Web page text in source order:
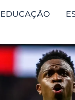
EDUCAÇÃO